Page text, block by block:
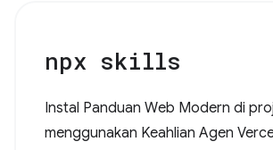
npx skills
Instal Panduan Web Modern di
menggunakan Keahlian Agen